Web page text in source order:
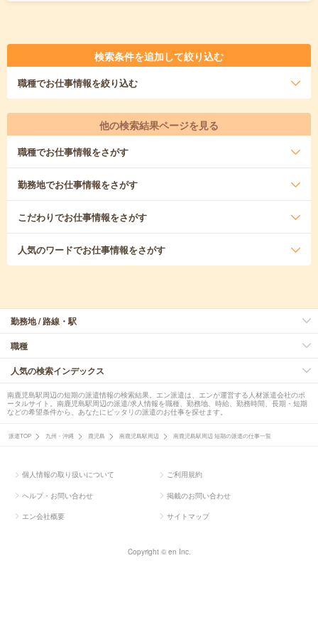
検索条件を追加して絞り込む
職種でお仕事情報を絞り込む
他の検索結果ページを見る
職種でお仕事情報をさがす
勤務地でお仕事情報をさがす
こだわりでお仕事情報をさがす
人気のワードでお仕事情報をさがす
勤務地 / 路線・駅
職種
人気の検索インデックス
南鹿児島駅周辺の短期の派遣情報の検索結果。エン派遣は、エンが運営する人材派遣会社のポ
ータルサイト。南鹿児島駅周辺の派遣/求人情報を職種、勤務地、時給、勤務時間、長期・短期
などの希望条件から、あなたにピッタリの派遣のお仕事を探せます。
派遣TOP 九州・沖縄 鹿児島 南鹿児島駅周辺 南鹿児島駅周辺 短期の派遣の仕事一覧
個人情報の取り扱いについて ご利用規約
ヘルプ・お問い合わせ 掲載のお問い合わせ
エン会社概要 サイトマップ
Copyright © en Inc.